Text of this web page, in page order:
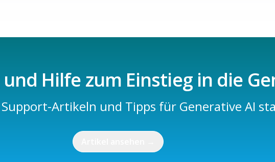
Hilfe zum Einstieg in die
Artikeln und Tipps für Generative AI